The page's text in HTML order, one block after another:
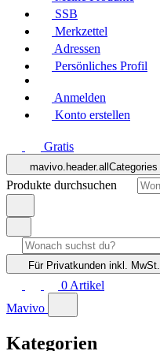
SSB
Merkzettel
Adressen
Persönliches Profil
Anmelden
Konto erstellen
Gratis
mavivo.header.allCategories
Produkte durchsuchen
Für Privatkunden inkl. MwSt.
0 Artikel
Mavivo
Kategorien